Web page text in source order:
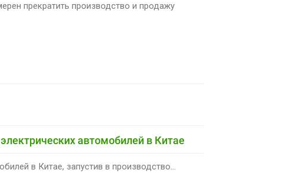
прекратить производство и продажу
автомобилей в Китае
в Китае, запустив в производство...